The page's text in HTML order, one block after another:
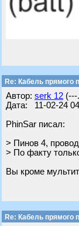
Re: Кабель прямого
Автор: serk 12
Дата: 11-02-24
PhinSar писал:
> Пинов 4,
> По факту
Вы кроме
Re: Кабель прямого